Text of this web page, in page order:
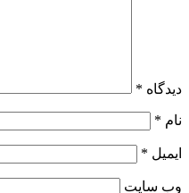
دیدگاه *
نام *
ایمیل *
وب‌ سایت